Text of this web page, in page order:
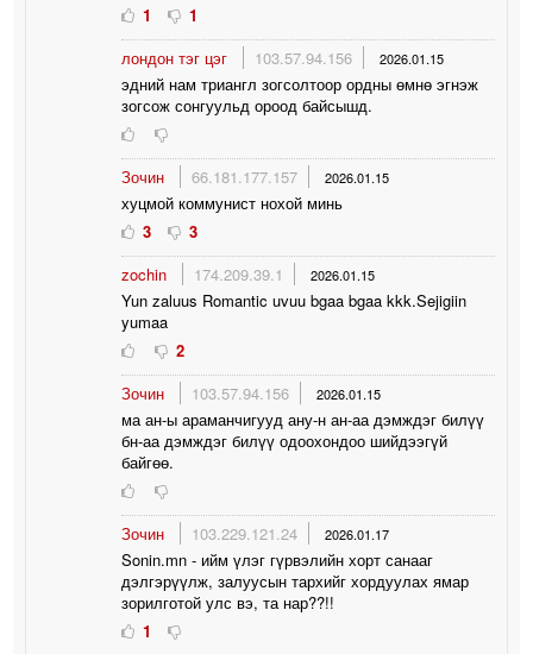
1
1
лондон тэг цэг
103.57.94.156 2026.01.15
эдний нам триангл зогсолтоор ордны өмнө эгнэж
зогсож сонгуульд ороод байсышд.
Зочин 66.181.177.157 2026.01.15
хуцмой коммунист нохой минь
3
3
zochin
174.209.39.1 2026.01.15
Yun zaluus Romantic uvuu bgaa bgaa kkk.Sejigiin
yumaa
2
Зочин
103.57.94.156 2026.01.15
ма ан-ы араманчигууд ану-н ан-аа дэмждэг билүү
бн-аа дэмждэг билүү одоохондоо шийдээгүй
байгөө.
Зочин 103.229.121.24 2026.01.17
Sonin.mn - ийм үлэг гүрвэлийн хорт санааг
дэлгэрүүлж, залуусын тархийг хордуулах ямар
зорилготой улс вэ, та нар??!!
1